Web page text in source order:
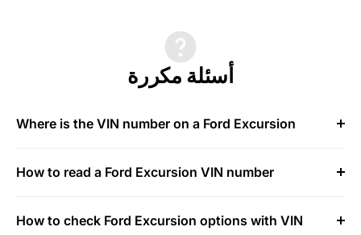
أسئلة مكررة
Where is the VIN number on a Ford Excursion
How to read a Ford Excursion VIN number
How to check Ford Excursion options with VIN